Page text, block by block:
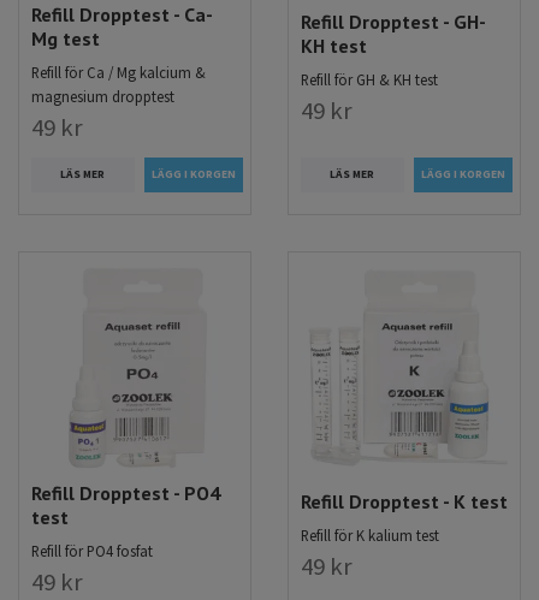
Refill Dropptest - Ca-
Mg test
Refill för Ca / Mg kalcium &
magnesium dropptest
49 kr
LÄS MER
Refill Dropptest - GH-
KH test
Refill för GH & KH test
49 kr
LÄS MER
Refill Dropptest - PO4
test
Refill för PO4 fosfat
49 kr
Refill Dropptest - K test
Refill för K kalium test
49 kr